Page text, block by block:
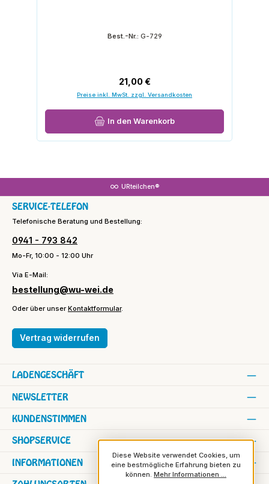
Best.-Nr.: G-729
Regulärer Preis:
21,00 €
Preise inkl. MwSt. zzgl. Versandkosten
In den Warenkorb
URteilchen®
SERVICE-TELEFON
Telefonische Beratung und Bestellung:
0941 - 793 842
Mo-Fr, 10:00 - 12:00 Uhr
Via E-Mail:
bestellung@wu-wei.de
Oder über unserKontaktformular.
Vertrag widerrufen
SHOPSERVICE
INFORMATIONEN
NEWSLETTER
KUNDENSTIMMEN
LADENGESCHÄFT
Diese Website verwendet Cookies, um
eine bestmögliche Erfahrung bieten zu
können. Mehr Informationen ...